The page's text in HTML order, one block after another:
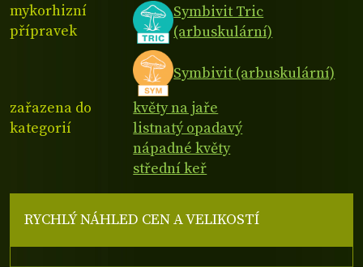
mykorhizní
přípravek
Symbivit Tric
(arbuskulární)
Symbivit (arbuskulární)
zařazena do
kategorií
květy na jaře
listnatý opadavý
nápadné květy
střední keř
RYCHLÝ NÁHLED CEN A VELIKOSTÍ